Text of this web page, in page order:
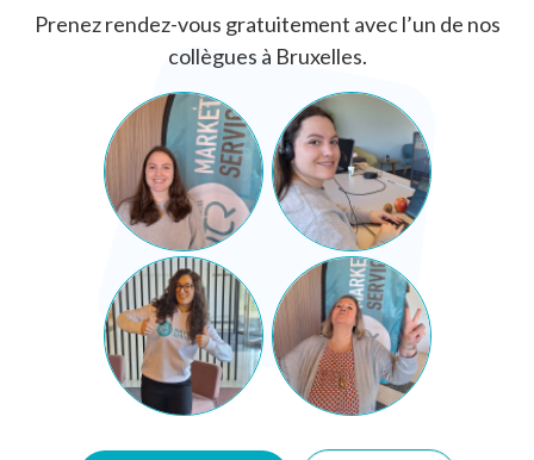
Prenez rendez-vous gratuitement avec l’un de nos
collègues à Bruxelles.